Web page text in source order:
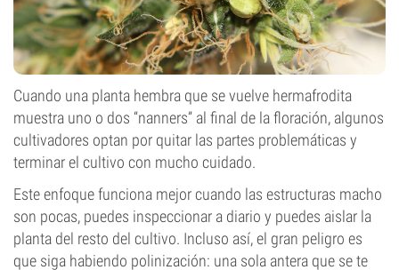
Cuando una planta hembra que se vuelve hermafrodita
muestra uno o dos “nanners” al final de la floración, algunos
cultivadores optan por quitar las partes problemáticas y
terminar el cultivo con mucho cuidado.
Este enfoque funciona mejor cuando las estructuras macho
son pocas, puedes inspeccionar a diario y puedes aislar la
planta del resto del cultivo. Incluso así, el gran peligro es
que siga habiendo polinización: una sola antera que se te